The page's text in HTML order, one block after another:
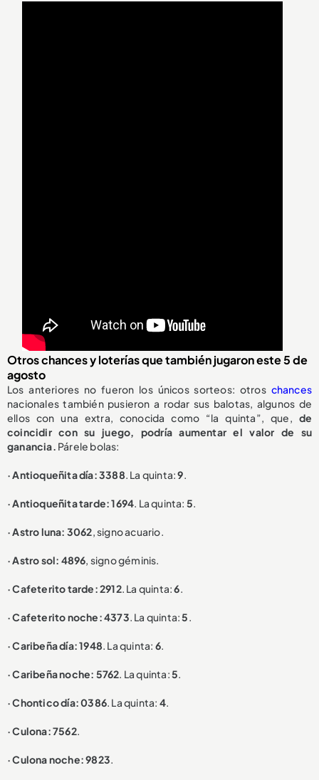
Otros chances y loterías que también jugaron este 5 de
agosto
Los anteriores no fueron los únicos sorteos: otros chances
nacionales también pusieron a rodar sus balotas, algunos de
ellos con una extra, conocida como “la quinta”, que, de
coincidir con su juego, podría aumentar el valor de su
ganancia. Párele bolas:
· Antioqueñita día: 3388 . La quinta:9
· Antioqueñita tarde: 1694 . La quinta: 5
· Astro luna: 3062 , signo acuario.
· Astro sol: 4896 , signo géminis.
· Cafeterito tarde: 2912. La quinta:6
· Cafeterito noche: 4373 . La quinta:5
· Caribeña día: 1948 . La quinta: 6.
· Caribeña noche: 5762 . La quinta:5
· Chontico día: 0386 . La quinta: 4.
· Culona: 7562.
· Culona noche: 9823